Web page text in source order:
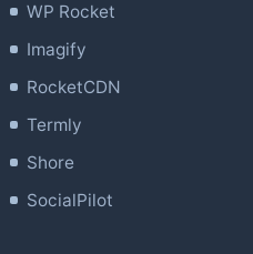
WP Rocket
Imagify
RocketCDN
Termly
Shore
SocialPilot